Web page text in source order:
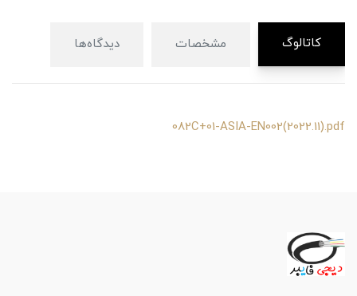
کاتالوگ مشخصات دیدگاه‌ها
082C+01-ASIA-EN002(2022.11).pdf